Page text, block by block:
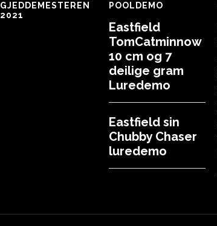
GJEDDEMESTEREN
2021
POOLDEMO
Eastfield
TomCatminnow
10 cm og 7
deilige gram
Luredemo
Eastfield sin
Chubby Chaser
luredemo